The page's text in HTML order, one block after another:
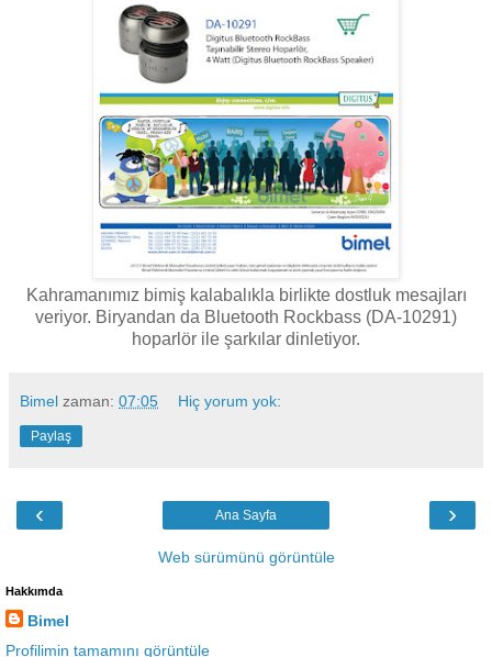
Kahramanımız bimiş kalabalıkla birlikte dostluk mesajları
veriyor. Biryandan da Bluetooth Rockbass (DA-10291)
hoparlör ile şarkılar dinletiyor.
Bimel zaman: 07:05 Hiç yorum yok:
Paylaş
‹ ›
Ana Sayfa
Web sürümünü görüntüle
Hakkımda
Bimel
Profilimin tamamını görüntüle